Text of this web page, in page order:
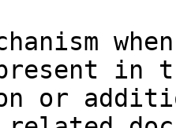
in
or